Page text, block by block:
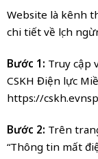
Website là kênh
chi tiết về lịch
Bước 1: Truy cập
CSKH Điện lực
https://
Bước 2: Trên
“Thông tin mất